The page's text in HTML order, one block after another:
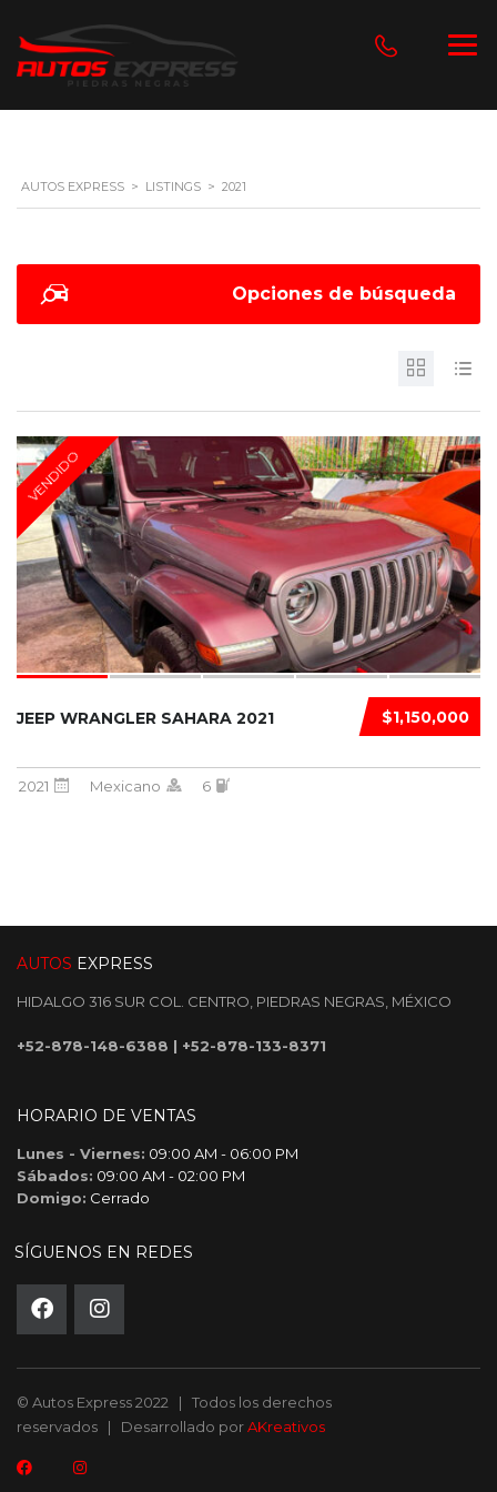
AUTOS EXPRESS > LISTINGS > 2021
Opciones de búsqueda
VENDIDO
$1,150,000
JEEP WRANGLER SAHARA 2021
2021 Mexicano 6
AUTOS EXPRESS
HIDALGO 316 SUR COL. CENTRO, PIEDRAS NEGRAS, MÉXICO
+52-878-148-6388 | +52-878-133-8371
HORARIO DE VENTAS
Lunes - Viernes: 09:00 AM - 06:00 PM
Sábados: 09:00 AM - 02:00 PM
Domigo: Cerrado
SÍGUENOS EN REDES
© Autos Express 2022 | Todos los derechos
reservados | Desarrollado porAKreativos